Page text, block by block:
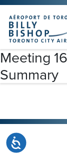
Veuillez
noter
Ce
site
Web
comprend
un
Accessibilité
Skip to main
Meeting
Summary